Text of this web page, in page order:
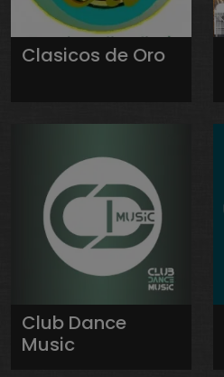
Clasicos de Oro
Club Dance
Music